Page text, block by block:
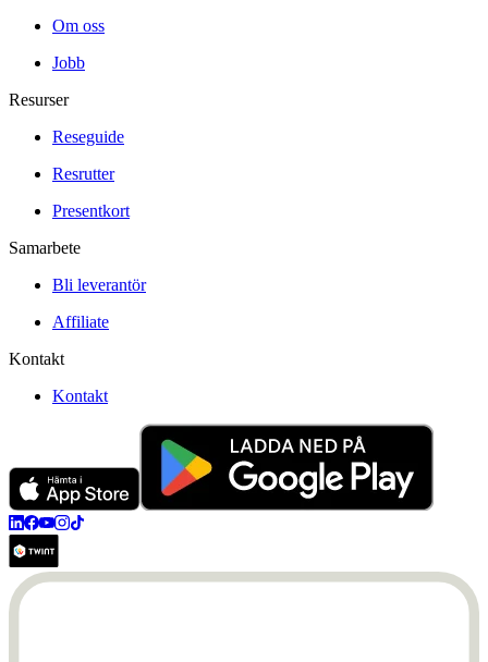
Om oss
Jobb
Resurser
Reseguide
Resrutter
Presentkort
Samarbete
Bli leverantör
Affiliate
Kontakt
Kontakt